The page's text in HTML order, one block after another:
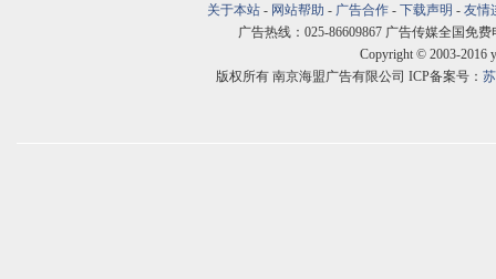
关于本站 - 网站帮助 - 广告合作 - 下载声明 - 友情
广告热线：025-86609867 广告传媒全国免费
Copyright © 2003-2016
版权所有 南京海盟广告有限公司 ICP备案号：